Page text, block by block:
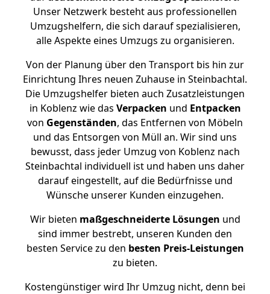
Unser Netzwerk besteht aus professionellen
Umzugshelfern, die sich darauf spezialisieren,
alle Aspekte eines Umzugs zu organisieren.
Von der Planung über den Transport bis hin zur
Einrichtung Ihres neuen Zuhause in Steinbachtal.
Die Umzugshelfer bieten auch Zusatzleistungen
in Koblenz wie das Verpacken und Entpacken
von Gegenständen, das Entfernen von Möbeln
und das Entsorgen von Müll an. Wir sind uns
bewusst, dass jeder Umzug von Koblenz nach
Steinbachtal individuell ist und haben uns daher
darauf eingestellt, auf die Bedürfnisse und
Wünsche unserer Kunden einzugehen.
Wir bieten maßgeschneiderte Lösungen und
sind immer bestrebt, unseren Kunden den
besten Service zu den besten Preis-Leistungen
zu bieten.
Kostengünstiger wird Ihr Umzug nicht, denn bei